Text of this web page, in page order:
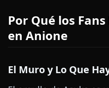
Por Qué los
en Anione
El Muro y Lo Que